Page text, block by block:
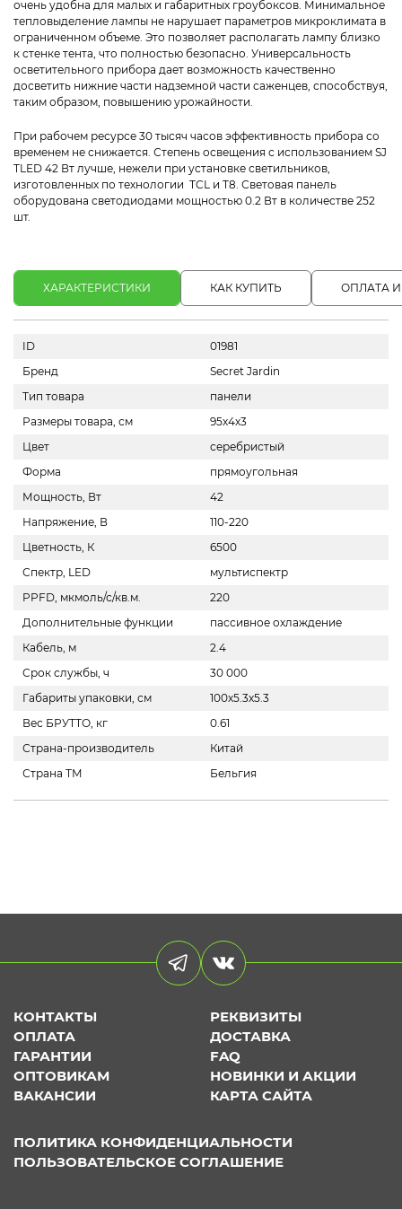
очень удобна для малых и габаритных гроубоксов. Минимальное
тепловыделение лампы не нарушает параметров микроклимата в
ограниченном объеме. Это позволяет располагать лампу близко
к стенке тента, что полностью безопасно. Универсальность
осветительного прибора дает возможность качественно
досветить нижние части надземной части саженцев, способствуя,
таким образом, повышению урожайности.
При рабочем ресурсе 30 тысяч часов эффективность прибора со
временем не снижается. Степень освещения с использованием SJ
TLED 42 Вт лучше, нежели при установке светильников,
изготовленных по технологии TCL и T8. Световая панель
оборудована светодиодами мощностью 0.2 Вт в количестве 252
шт.
ХАРАКТЕРИСТИКИ КАК КУПИТЬ ОПЛАТА
ID
01981
Бренд
Secret Jardin
Тип товара
панели
Размеры товара, см
95х4х3
Цвет
серебристый
Форма
прямоугольная
Мощность, Вт
42
Напряжение, В
110-220
Цветность, К
6500
Спектр, LED
мультиспектр
PPFD, мкмоль/с/кв.м.
220
Дополнительные функции
пассивное охлаждение
Кабель, м
2.4
Срок службы, ч
30 000
Габариты упаковки, см
100х5.3х5.3
Вес БРУТТО, кг
0.61
Страна-производитель
Китай
Страна ТМ
Бельгия
КОНТАКТЫ
РЕКВИЗИТЫ
ОПЛАТА
ДОСТАВКА
ГАРАНТИИ
FAQ
ОПТОВИКАМ
НОВИНКИ И АКЦИИ
ВАКАНСИИ
КАРТА САЙТА
ПОЛИТИКА КОНФИДЕНЦИАЛЬНОСТИ
ПОЛЬЗОВАТЕЛЬСКОЕ СОГЛАШЕНИЕ